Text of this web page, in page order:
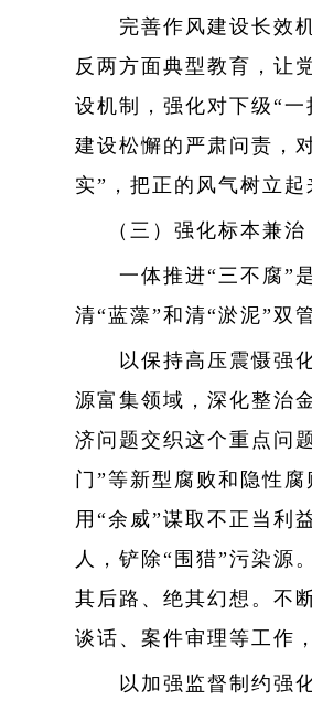
完善作风建设长效机
反两方面典型教育，让
设机制，强化对下级“
建设松懈的严肃问责，
实”，把正的风气树立
（三）强化标本兼
一体推进“三不腐”是
清“蓝藻”和清“淤泥”双
以保持高压震慑强化
源富集领域，深化整治
济问题交织这个重点问
门”等新型腐败和隐性
用“余威”谋取不正当利
人，铲除“围猎”污染源
其后路、绝其幻想。不
谈话、案件审理等工作
以加强监督制约强化